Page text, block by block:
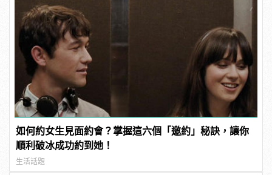
如何約女生見面約會？掌握這六個「邀約」秘訣，讓你
順利破冰成功約到她！
生活話題